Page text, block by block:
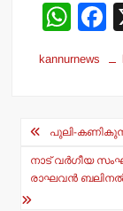
W
at
A
p
p
c
b
o
o
kannurnews
Postപുലി-
നാട് വര്‍ഗീയ
രാഘവന്‍